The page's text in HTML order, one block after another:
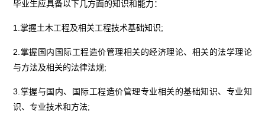
毕业生应具备以下几方面的知识和能力：
1.掌握土木工程及相关工程技术基础知识;
2.掌握国内国际工程造价管理相关的经济理论、相关的法学理论
与方法及相关的法律法规;
3.掌握与国内、国际工程造价管理专业相关的基础知识、专业知
识、专业技术和方法;